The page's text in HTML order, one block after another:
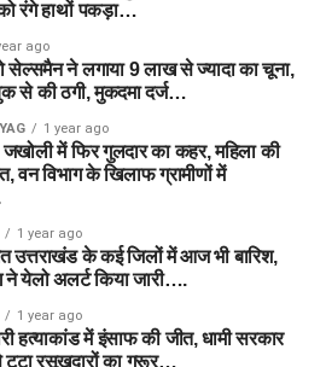
रंगे हाथों पकड़ा…
ago
सेल्समैन ने लगाया 9 लाख से ज्यादा का चूना,
से की ठगी, मुकदमा दर्ज…
1 year ago
में फिर गुलदार का कहर, महिला की
वन विभाग के खिलाफ ग्रामीणों में
1 year ago
उत्तराखंड के कई जिलों में आज भी बारिश,
ने येलो अलर्ट किया जारी….
1 year ago
हत्याकांड में इंसाफ की जीत, धामी सरकार
टूटा रसूखदारों का गुरूर…